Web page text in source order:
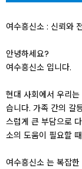
여수흥신소 : 신뢰와
안녕하세요?
여수흥신소 입니다.
현대 사회에서 우리
습니다. 가족 간의 갈
스럽게 큰 부담으로
소의 도움이 필요할
여수흥신소 는 복잡